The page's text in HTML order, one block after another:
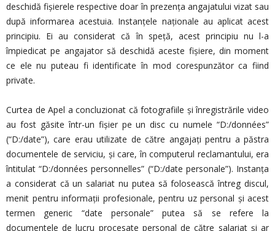
deschidă fişierele respective doar în prezenţa angajatului vizat sau
după informarea acestuia. Instanţele naţionale au aplicat acest
principiu. Ei au considerat că în speţă, acest principiu nu l-a
împiedicat pe angajator să deschidă aceste fişiere, din moment
ce ele nu puteau fi identificate în mod corespunzător ca fiind
private.
Curtea de Apel a concluzionat că fotografiile şi înregistrările video
au fost găsite într-un fişier pe un disc cu numele “D:/données”
(“D:/date”), care erau utilizate de către angajați pentru a păstra
documentele de serviciu, şi care, în computerul reclamantului, era
întitulat “D:/données personnelles” (“D:/date personale”). Instanţa
a considerat că un salariat nu putea să folosească întreg discul,
menit pentru informaţii profesionale, pentru uz personal şi acest
termen generic “date personale” putea să se refere la
documentele de lucru procesate personal de către salariat şi ar